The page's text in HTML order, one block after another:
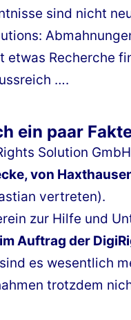
sind nicht
etwas Recherche
….
ein paar
Solution GmbH
von
vertreten).
zur Hilfe und
im Auftrag der
es wesentlich
trotzdem